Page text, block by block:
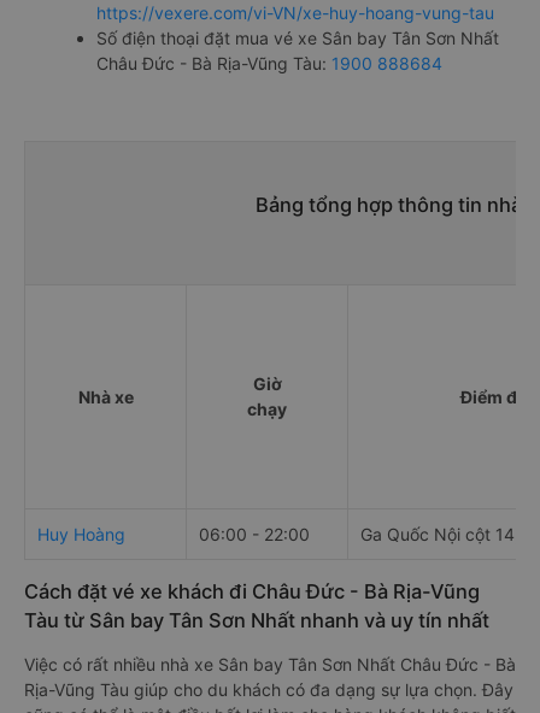
https://vexere.com/vi-VN/xe-huy-hoang-vung-tau
Số điện thoại đặt mua vé xe Sân bay Tân Sơn Nhất
Châu Đức - Bà Rịa-Vũng Tàu: 1900 888684
Bảng tổng hợp thông tin nhà
Nhà xe
Giờ
chạy
Điểm đi
Huy Hoàng 06:00 - 22:00 Ga Quốc Nội cột 14,
Cách đặt vé xe khách đi Châu Đức - Bà Rịa-Vũng
Tàu từ Sân bay Tân Sơn Nhất nhanh và uy tín nhất
Việc có rất nhiều nhà xe Sân bay Tân Sơn Nhất Châu Đức - Bà
Rịa-Vũng Tàu giúp cho du khách có đa dạng sự lựa chọn. Đây